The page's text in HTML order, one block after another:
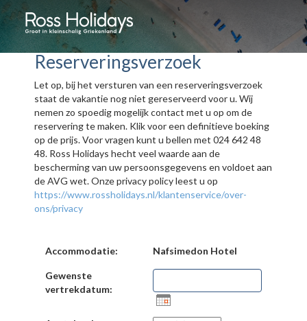
Reserveringsverzoek
Let op, bij het versturen van een reserveringsverzoek
staat de vakantie nog niet gereserveerd voor u. Wij
nemen zo spoedig mogelijk contact met u op om de
reservering te maken. Klik voor een definitieve boeking
op de prijs. Voor vragen kunt u bellen met 024 642 48
48. Ross Holidays hecht veel waarde aan de
bescherming van uw persoonsgegevens en voldoet aan
de AVG wet. Onze privacy policy leest u op
https://www.rossholidays.nl/klantenservice/over-
ons/privacy
Accommodatie: Nafsimedon Hotel
Gewenste
vertrekdatum: